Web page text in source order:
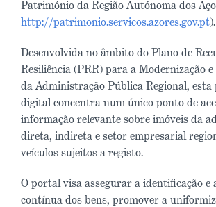
Património da Região Autónoma dos
http://patrimonio.servicos.azores.gov.pt).
Desenvolvida no âmbito do Plano de
Resiliência (PRR) para a Modernização
da Administração Pública Regional,
digital concentra num único ponto de
informação relevante sobre imóveis da
direta, indireta e setor empresarial
veículos sujeitos a registo.
O portal visa assegurar a identificação e
contínua dos bens, promover a